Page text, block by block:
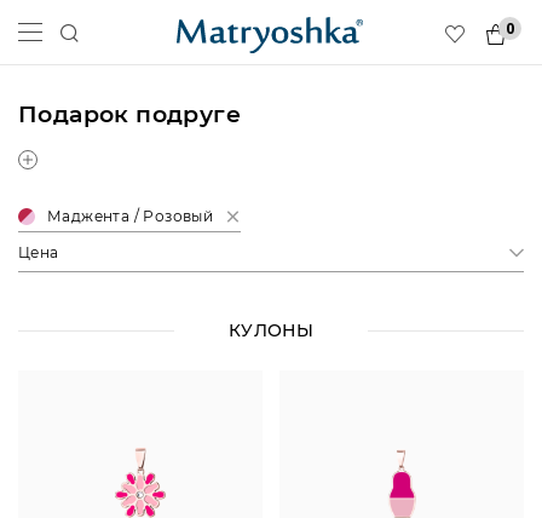
0
Подарок подруге
Маджента / Розовый
Цена
КУЛОНЫ